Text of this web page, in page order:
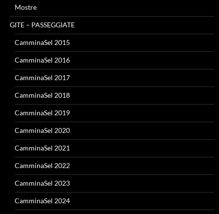
Mostre
GITE – PASSEGGIATE
CamminaSel 2015
CamminaSel 2016
CamminaSel 2017
CamminaSel 2018
CamminaSel 2019
CamminaSel 2020
CamminaSel 2021
CamminaSel 2022
CamminaSel 2023
CamminaSel 2024